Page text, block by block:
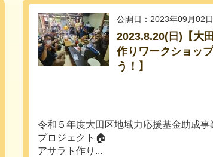
公開日：2023年09月02日
2023.8.20(日)【大
作りワークショッ
う！】
令和５年度大田区地域力応援基金助成事
プロジェクト🏠
アサラト作り...